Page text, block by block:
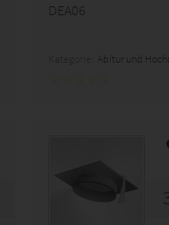
DEA06
Abitur und